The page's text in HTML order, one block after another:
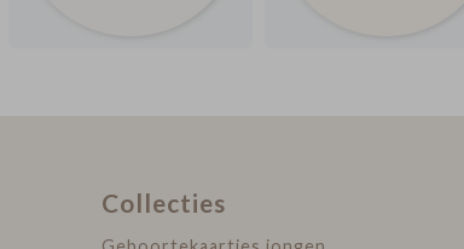
Collecties